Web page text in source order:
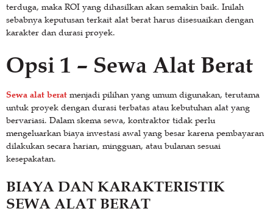
terduga, maka ROI yang dihasilkan akan semakin baik. Inilah
sebabnya keputusan terkait alat berat harus disesuaikan dengan
karakter dan durasi proyek.
Opsi 1 – Sewa Alat Berat
Sewa alat berat menjadi pilihan yang umum digunakan, terutama
untuk proyek dengan durasi terbatas atau kebutuhan alat yang
bervariasi. Dalam skema sewa, kontraktor tidak perlu
mengeluarkan biaya investasi awal yang besar karena pembayaran
dilakukan secara harian, mingguan, atau bulanan sesuai
kesepakatan.
BIAYA DAN KARAKTERISTIK
SEWA ALAT BERAT